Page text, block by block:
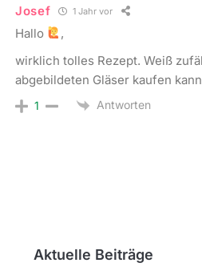
Josef 1 Jahr vor
Hallo
,
wirklich tolles Rezept. Weiß
abgebildeten Gläser kaufen
1 Antworten
Aktuelle Beiträge